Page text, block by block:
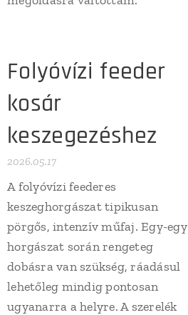
Folyóvízi feeder
kosár
keszegezéshez
2026.05.17
A folyóvízi feederes
keszeghorgászat tipikusan
pörgős, intenzív műfaj. Egy-egy
horgászat során rengeteg
dobásra van szükség, ráadásul
lehetőleg mindig pontosan
ugyanarra a helyre. A szerelék